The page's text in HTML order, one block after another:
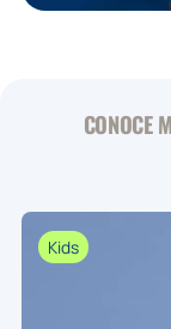
CONOCE
Kids